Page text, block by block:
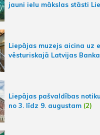
jauni ielu mākslas stāsti
Liepājas muzejs aicina uz
vēsturiskajā Latvijas
Liepājas pašvaldības
no 3. līdz 9. augustam (2)